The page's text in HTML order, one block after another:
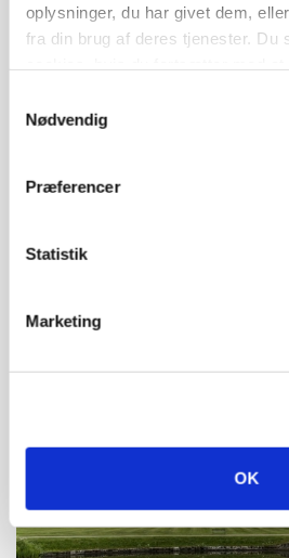
oplysninger, du har givet dem,
fra din brug af deres tjenester. Du
Nødvendig
Præferencer
Statistik
Marketing
OK
MARKED